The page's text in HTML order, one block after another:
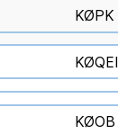
KØPK
KØQEI
KØOB